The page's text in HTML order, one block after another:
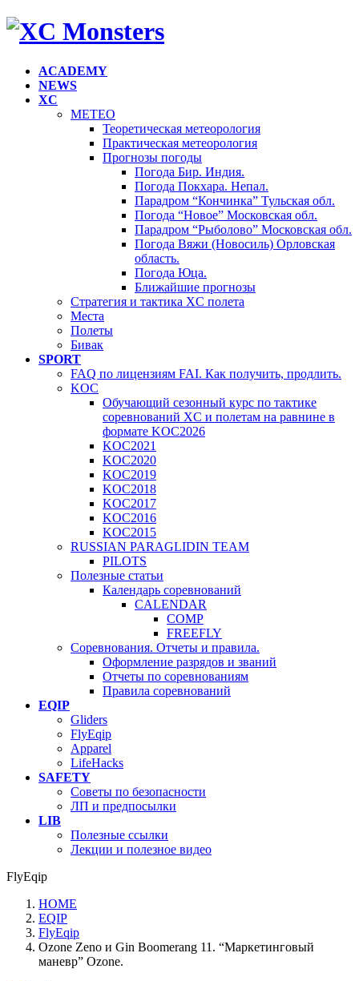
ACADEMY
NEWS
XC
METEO
Теоретическая метеорология
Практическая метеорология
Прогнозы погоды
Погода Бир. Индия.
Погода Покхара. Непал.
Парадром “Кончинка” Тульская обл.
Погода “Новое” Московская обл.
Парадром “Рыболово” Московская обл.
Погода Вяжи (Новосиль) Орловская
область.
Погода Юца.
Ближайшие прогнозы
Стратегия и тактика XC полета
Места
Полеты
Бивак
SPORT
FAQ по лицензиям FAI. Как получить, продлить.
KOC
Обучающий сезонный курс по тактике
соревнований XC и полетам на равнине в
формате KOC2026
KOC2021
KOC2020
KOC2019
KOC2018
KOC2017
KOC2016
KOC2015
RUSSIAN PARAGLIDIN TEAM
PILOTS
Полезные статьи
Календарь соревнований
CALENDAR
COMP
FREEFLY
Соревнования. Отчеты и правила.
Оформление разрядов и званий
Отчеты по соревнованиям
Правила соревнований
EQIP
Gliders
FlyEqip
Apparel
LifeHacks
SAFETY
Советы по безопасности
ЛП и предпосылки
LIB
Полезные ссылки
Лекции и полезное видео
FlyEqip
HOME
EQIP
FlyEqip
Ozone Zeno и Gin Boomerang 11. “Маркетинговый
маневр” Ozone.